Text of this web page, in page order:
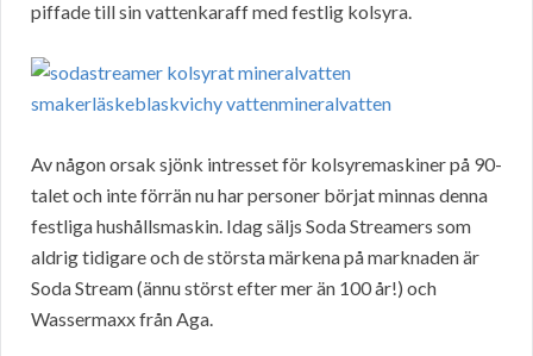
piffade till sin vattenkaraff med festlig kolsyra.
Av någon orsak sjönk intresset för kolsyremaskiner på 90-
talet och inte förrän nu har personer börjat minnas denna
festliga hushållsmaskin. Idag säljs Soda Streamers som
aldrig tidigare och de största märkena på marknaden är
Soda Stream (ännu störst efter mer än 100 år!) och
Wassermaxx från Aga.